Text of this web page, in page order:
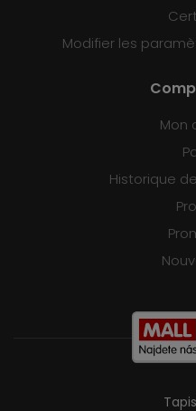
Modifier les
Mon
Historique